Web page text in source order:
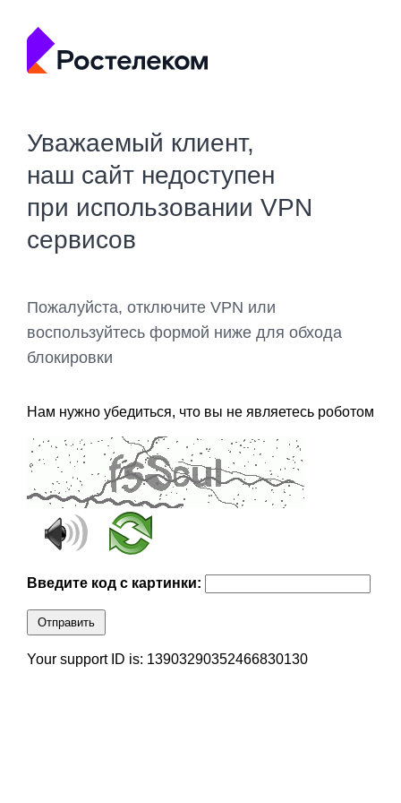
Уважаемый клиент,
наш сайт недоступен
при использовании VPN
сервисов
Пожалуйста, отключите VPN или
воспользуйтесь формой ниже для обхода
блокировки
Нам нужно убедиться, что вы не являетесь роботом
Введите код с картинки:
Отправить
Your support ID is: 13903290352466830130